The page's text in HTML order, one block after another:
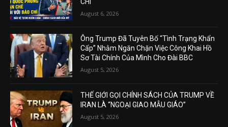
August 6, 2026
Ông Trump Đã Tuyên Bố “Tình Trạng Khẩn
Cấp” Nhằm Ngăn Chặn Việc Công Khai Hồ
Sơ Tài Chính Của Mình Cho Đài BBC
August 5, 2026
THẾ GIỚI GỌI CHÍNH SÁCH CỦA TRUMP VỀ
IRAN LÀ “NGOẠI GIAO MẪU GIÁO”
August 5, 2026